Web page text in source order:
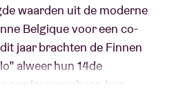
waarden uit de moderne
Belgique voor een co-
jaar brachten de Finnen
alweer hun 14de
eerder verscheen hun